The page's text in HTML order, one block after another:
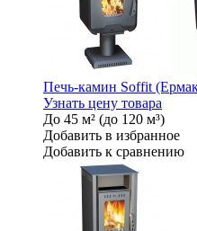
Печь-камин Soffit
Узнать цену товара
До 45 м² (до 120 м³)
Добавить в избранное
Добавить к сравнению